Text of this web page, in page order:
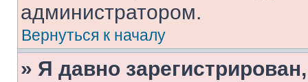
администратором.
Вернуться к началу
» Я давно